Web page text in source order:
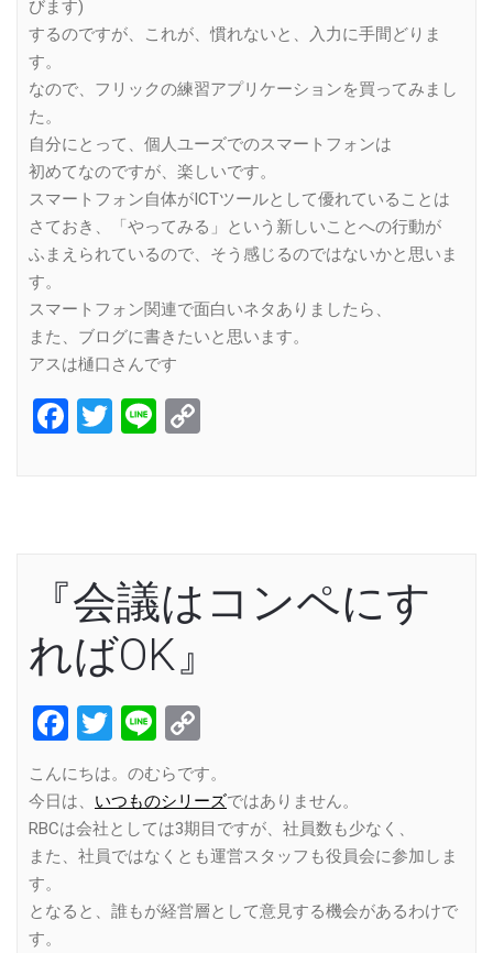
びます)
するのですが、これが、慣れないと、入力に手間どりま
す。
なので、フリックの練習アプリケーションを買ってみまし
た。
自分にとって、個人ユーズでのスマートフォンは
初めてなのですが、楽しいです。
スマートフォン自体がICTツールとして優れていることは
さておき、「やってみる」という新しいことへの行動が
ふまえられているので、そう感じるのではないかと思いま
す。
スマートフォン関連で面白いネタありましたら、
また、ブログに書きたいと思います。
アスは樋口さんです
Facebook
Twitter
Line
『会議はコンペにす
ればOK』
Facebook
Twitter
Line
Link
こんにちは。のむらです。
今日は、 いつものシリーズではありません。
RBCは会社としては3期目ですが、社員数も少なく、
また、社員ではなくとも運営スタッフも役員会に参加しま
す。
となると、誰もが経営層として意見する機会があるわけで
す。